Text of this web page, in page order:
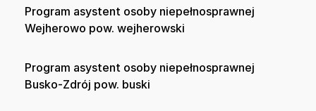
Program asystent osoby niepełnosprawnej
Wejherowo pow. wejherowski
Program asystent osoby niepełnosprawnej
Busko-Zdrój pow. buski